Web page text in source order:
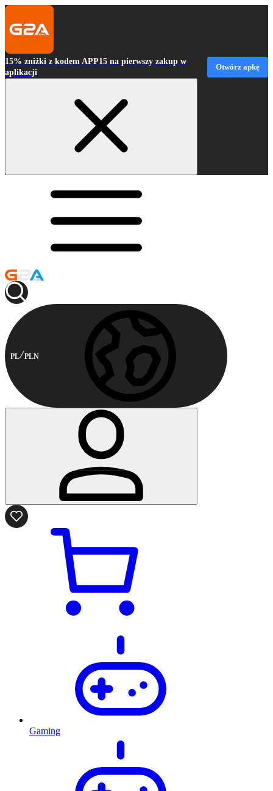
15% zniżki z kodem APP15 na pierwszy zakup w
aplikacji
Otwórz apkę
PL PLN
Gaming